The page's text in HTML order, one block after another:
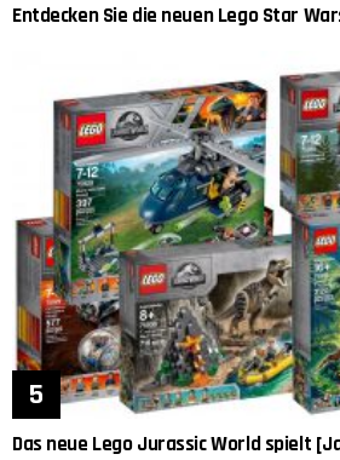
Entdecken Sie die neuen Lego Star
Das neue Lego Jurassic World spielt